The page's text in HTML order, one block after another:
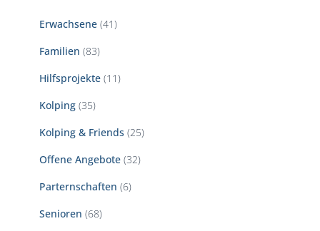
Erwachsene (41)
Familien (83)
Hilfsprojekte (11)
Kolping (35)
Kolping & Friends (25)
Offene Angebote (32)
Parternschaften (6)
Senioren (68)